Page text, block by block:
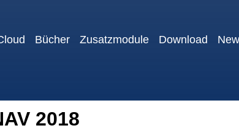
Bücher Zusatzmodule Download
2018